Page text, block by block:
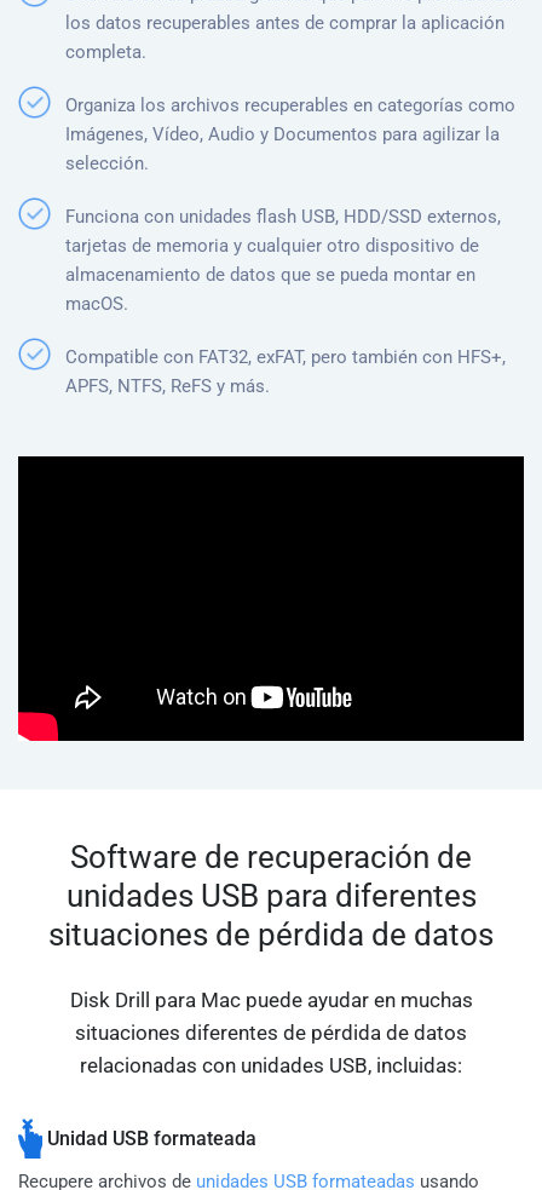
los datos recuperables antes de comprar la aplicación
completa.
Organiza los archivos recuperables en categorías como
Imágenes, Vídeo, Audio y Documentos para agilizar la
selección.
Funciona con unidades flash USB, HDD/SSD externos,
tarjetas de memoria y cualquier otro dispositivo de
almacenamiento de datos que se pueda montar en
macOS.
Compatible con FAT32, exFAT, pero también con HFS+,
APFS, NTFS, ReFS y más.
Software de recuperación de
unidades USB para diferentes
situaciones de pérdida de datos
Disk Drill para Mac puede ayudar en muchas
situaciones diferentes de pérdida de datos
relacionadas con unidades USB, incluidas:
Unidad USB formateada
Recupere archivos de unidades USB formateadas usando